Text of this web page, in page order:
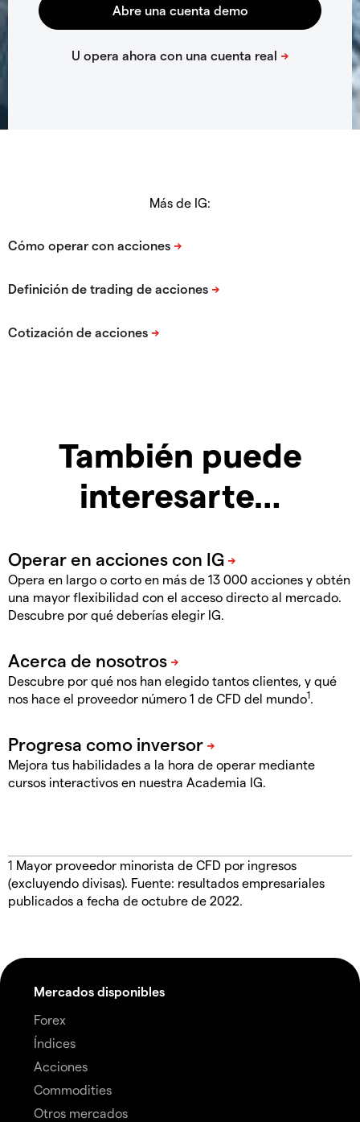
Más de IG:
También puede
interesarte…
Opera en largo o corto en más de 13 000 acciones y obtén
una mayor flexibilidad con el acceso directo al mercado.
Descubre por qué deberías elegir IG.
Descubre por qué nos han elegido tantos clientes, y qué
nos hace el proveedor número 1 de CFD del mundo1.
Mejora tus habilidades a la hora de operar mediante
cursos interactivos en nuestra Academia IG.
1 Mayor proveedor minorista de CFD por ingresos
(excluyendo divisas). Fuente: resultados empresariales
publicados a fecha de octubre de 2022.
Mercados disponibles
Forex
Índices
Acciones
Commodities
Otros mercados